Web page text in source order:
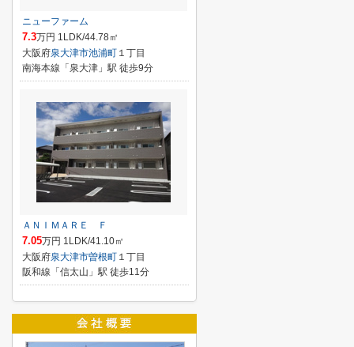
ニューファーム
7.3万円 1LDK/44.78㎡
大阪府泉大津市池浦町 １丁目
南海本線「泉大津」駅 徒歩9分
ＡＮＩＭＡＲＥ Ｆ
7.05万円 1LDK/41.10㎡
大阪府泉大津市曽根町 １丁目
阪和線「信太山」駅 徒歩11分